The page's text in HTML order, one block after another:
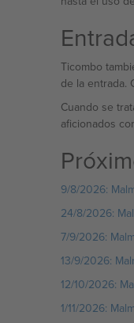
Ticombo
de la entrada.
Cuando se
aficionados
9/8/2026:
24/8/2026:
7/9/2026:
13/9/2026:
12/10/2026:
1/11/2026: